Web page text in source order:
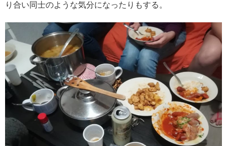
り合い同士のような気分になったりもする。